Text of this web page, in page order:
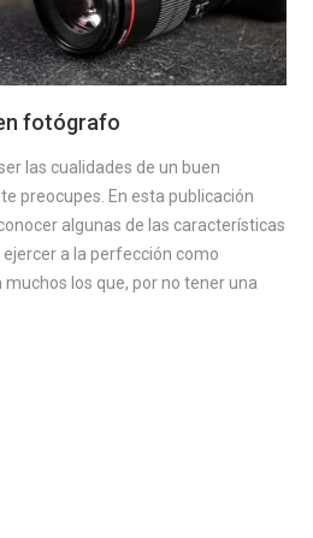
fotógrafo
las cualidades de un buen
preocupes. En esta publicación
algunas de las características
a la perfección como
los que, por no tener una